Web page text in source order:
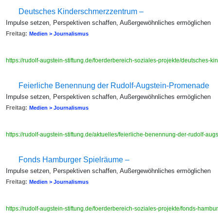
Deutsches Kinderschmerzzentrum –
Impulse setzen, Perspektiven schaffen, Außergewöhnliches ermöglichen
Freitag: Medien > Journalismus
https://rudolf-augstein-stiftung.de/foerderbereich-soziales-projekte/deutsches-
Feierliche Benennung der Rudolf-Augstein-Promenade
Impulse setzen, Perspektiven schaffen, Außergewöhnliches ermöglichen
Freitag: Medien > Journalismus
https://rudolf-augstein-stiftung.de/aktuelles/feierliche-benennung-der-rudolf-
Fonds Hamburger Spielräume –
Impulse setzen, Perspektiven schaffen, Außergewöhnliches ermöglichen
Freitag: Medien > Journalismus
https://rudolf-augstein-stiftung.de/foerderbereich-soziales-projekte/fonds-